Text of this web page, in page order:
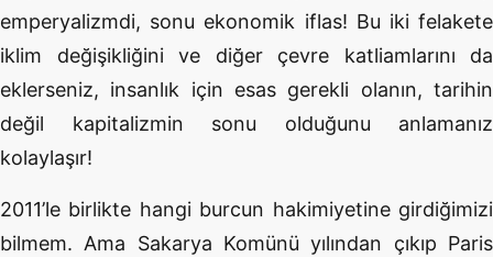
emperyalizmdi, sonu ekonomik iflas! Bu iki felakete
iklim değişikliğini ve diğer çevre katliamlarını da
eklerseniz, insanlık için esas gerekli olanın, tarihin
değil kapitalizmin sonu olduğunu anlamanız
kolaylaşır!
2011’le birlikte hangi burcun hakimiyetine girdiğimizi
bilmem. Ama Sakarya Komünü yılından çıkıp Paris